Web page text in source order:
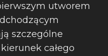
utworem
szczególne
całego